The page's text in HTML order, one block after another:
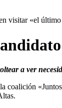
visitar «el
a ver
coalición